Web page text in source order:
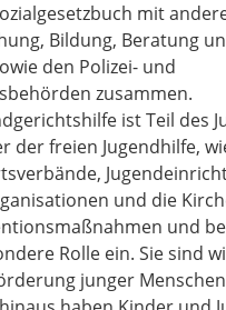
mit
Bildung, Beratung
den Polizei- und
zusammen.
ist Teil des
der freien Jugendhilfe,
und die
und
Rolle ein. Sie sind
junger